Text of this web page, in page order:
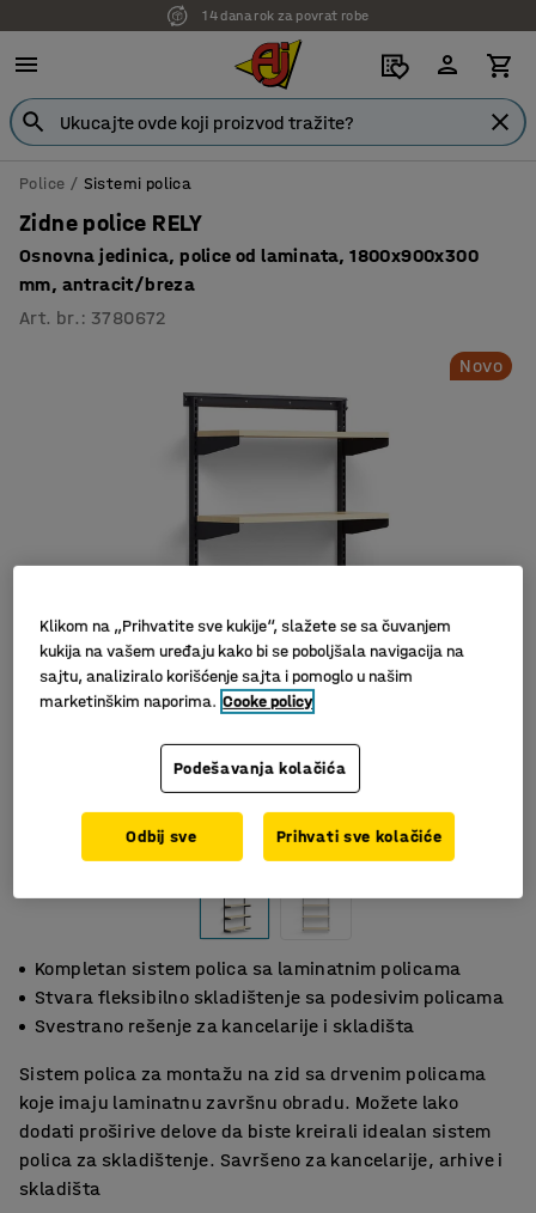
14 dana rok za povrat robe
7 godina garancije
Police Sistemi polica
Zidne police RELY
Osnovna jedinica, police od laminata, 1800x900x300
mm, antracit/breza
Art. br. : 3780672
Novo
Slični proizvodi
Kompletan sistem polica sa laminatnim policama
Stvara fleksibilno skladištenje sa podesivim policama
Svestrano rešenje za kancelarije i skladišta
Sistem polica za montažu na zid sa drvenim policama
koje imaju laminatnu završnu obradu. Možete lako
dodati proširive delove da biste kreirali idealan sistem
polica za skladištenje. Savršeno za kancelarije, arhive i
skladišta
Klikom na „Prihvatite sve kukije“, slažete se sa čuvanjem
kukija na vašem uređaju kako bi se poboljšala navigacija na
sajtu, analiziralo korišćenje sajta i pomoglo u našim
marketinškim naporima. Cooke policy
Podešavanja kolačića
Odbij sve Prihvati sve kolačiće